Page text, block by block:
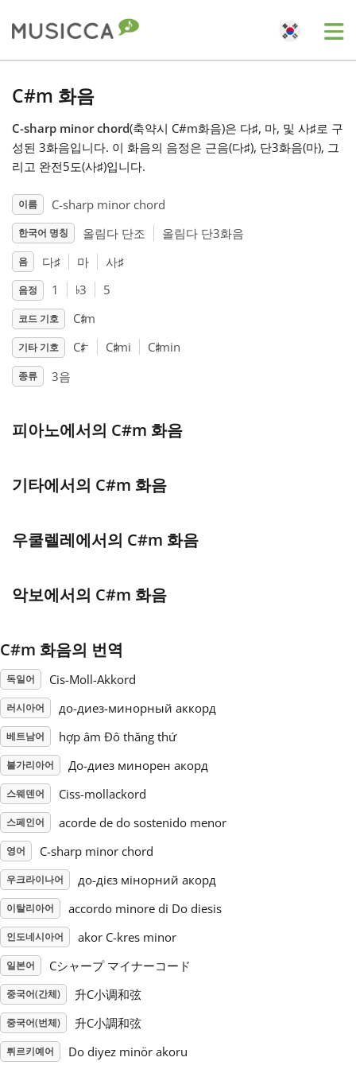
Български
Deutsch
English
Español
Français
한국어
हिन्दी
Italiano
日本語
Polski
Русский
Svenska
Tiếng Việt
Türkçe
Українська
简体中文
繁體中文
C#m 화음
C-sharp minor chord(축약시 C#m화음)은 다♯, 마, 및 사♯로 구
성된 3화음입니다. 이 화음의 음정은 근음(다♯), 단3화음(마), 그
리고 완전5도(사♯)입니다.
이름 C-sharp minor chord
한국어 명칭 올림다 단조 올림다 단3화음
음 다♯ 마 사♯
음정 1 ♭3 5
코드 기호 C♯m
기타 기호 C♯– C♯mi C♯min
종류 3음
피아노에서의 C#m 화음
기타에서의 C#m 화음
우쿨렐레에서의 C#m 화음
악보에서의 C#m 화음
C#m 화음의 번역
독일어 Cis-Moll-Akkord
러시아어 до-диез-минорный аккорд
베트남어 hợp âm Đô thăng thứ
불가리아어 До-диез минорен акорд
스웨덴어 Ciss-mollackord
스페인어 acorde de do sostenido menor
영어 C-sharp minor chord
우크라이나어 до-дієз мінорний акорд
이탈리아어 accordo minore di Do diesis
인도네시아어 akor C-kres minor
일본어 Cシャープ マイナーコード
중국어(간체) 升C小调和弦
중국어(번체) 升C小調和弦
튀르키예어 Do diyez minör akoru